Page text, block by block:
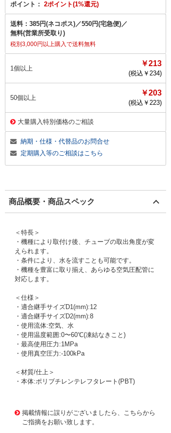
ポイント： 2ポイント(1%還元)
送料： 385円(ネコポス)／550円(宅急便)／
無料(営業所受取り)
税別3,000円以上購入で送料無料
1個以上
￥213
(税込￥ 234)
50個以上
￥203
(税込￥ 223)
大量購入特別価格のご相談
納期・仕様・代替品のお問合せ
定期購入等のご相談はこちら
商品概要・商品スペック
＜特長＞
・機種により取付け後、チューブの取出角度が変
えられます。
・条件により、水を流すことも可能です。
・機種を豊富に取り揃え、あらゆる空気圧配管に
対応します。
＜仕様＞
・適合継手サイズD1(mm):12
・適合継手サイズD2(mm):8
・使用流体:空気、水
・使用温度範囲:0〜60℃(凍結なきこと)
・最高使用圧力:1MPa
・使用真空圧力:-100kPa
＜材質/仕上＞
・本体:ポリブチレンテレフタレート(PBT)
掲載情報に誤りがございましたら、こちらから
ご指摘をお願い致します。